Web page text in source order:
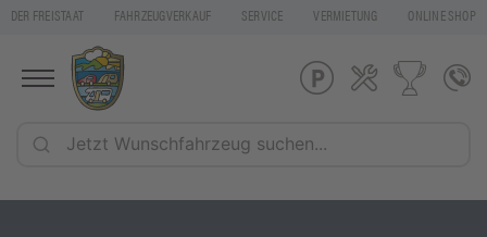
DER FREISTAAT FAHRZEUGVERKAUF SERVICE VERMIETUNG ONLINE SHOP